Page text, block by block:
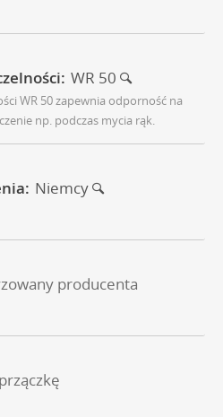
WR 50
WR 50 zapewnia odporność na
np. podczas mycia rąk.
Niemcy
producenta